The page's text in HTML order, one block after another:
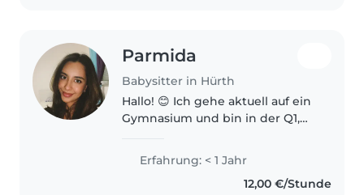
Parmida
Babysitter in Hürth
Hallo! 😊 Ich gehe aktuell auf ein
Gymnasium und bin in der Q1,
hinarbeite. In der Schule belege
ich den Leistungskurs
Pädagogik, wodurch ich
Erfahrung: < 1 Jahr
12,00 €/Stunde